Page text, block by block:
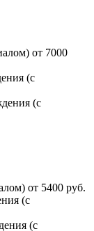
от 7000
(с
(с
от 5400 руб.
(с
(с